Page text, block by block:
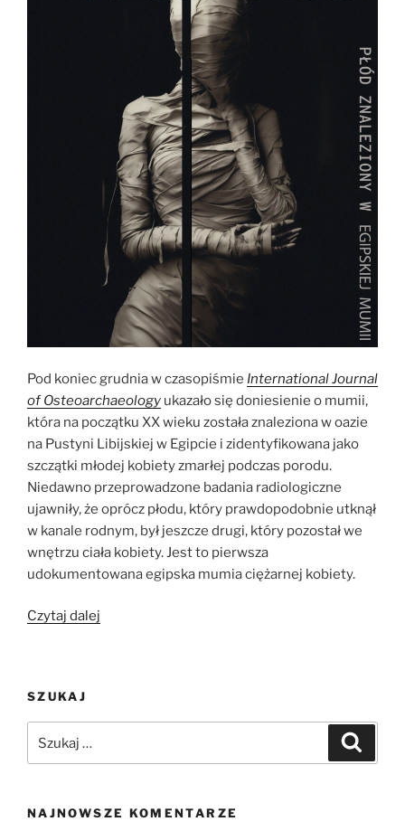
Pod koniec grudnia w czasopiśmie International Journal
of Osteoarchaeology ukazało się doniesienie o mumii,
która na początku XX wieku została znaleziona w oazie
na Pustyni Libijskiej w Egipcie i zidentyfikowana jako
szczątki młodej kobiety zmarłej podczas porodu.
Niedawno przeprowadzone badania radiologiczne
ujawniły, że oprócz płodu, który prawdopodobnie utknął
w kanale rodnym, był jeszcze drugi, który pozostał we
wnętrzu ciała kobiety. Jest to pierwsza
udokumentowana egipska mumia ciężarnej kobiety.
Czytaj dalej
SZUKAJ
NAJNOWSZE KOMENTARZE